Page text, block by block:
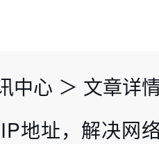
中心 ＞ 文章详
地址，解决网